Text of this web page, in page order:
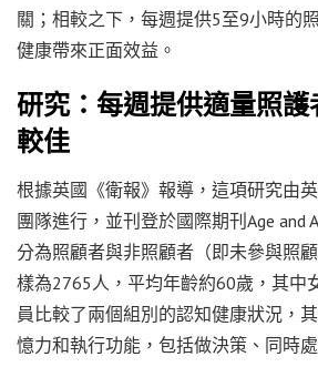
關；相較之下，每週提供5至9小時的
健康帶來正面效益。
研究：每週提供適量照
較佳
根據英國《衛報》報導，這項研究由
團隊進行，並刊登於國際期刊Age and
分為照顧者與非照顧者（即未參與照
樣為2765人，平均年齡約60歲，其中
員比較了兩個組別的認知健康狀況，
憶力和執行功能，包括做決策、同時